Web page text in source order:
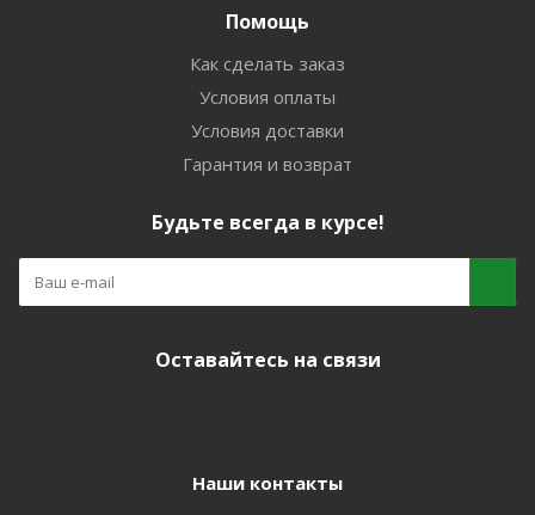
Помощь
Как сделать заказ
Условия оплаты
Условия доставки
Гарантия и возврат
Будьте всегда в курсе!
Оставайтесь на связи
Наши контакты